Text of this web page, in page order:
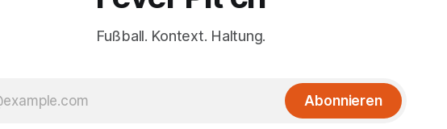
Fußball. Kontext. Haltung.
Abonnieren